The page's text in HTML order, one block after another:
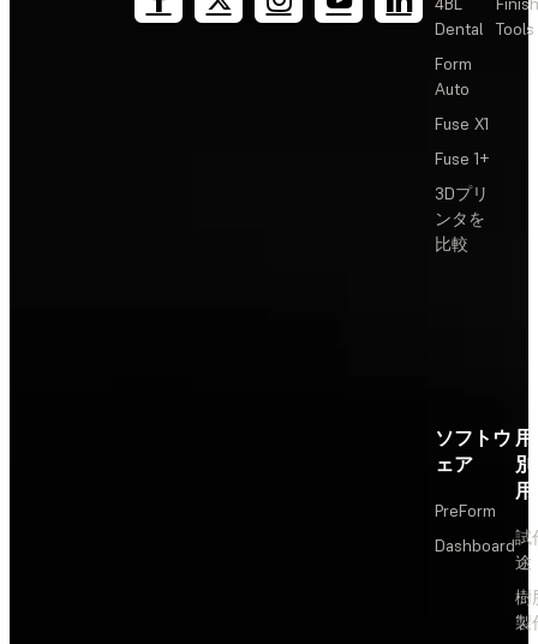
Dental
Form
Auto
Fuse X1
Fuse 1+
3Dプリ
ンタを
比較
Tools
ソフトウ
ェア
PreForm
Dashboard試
途
樹
製